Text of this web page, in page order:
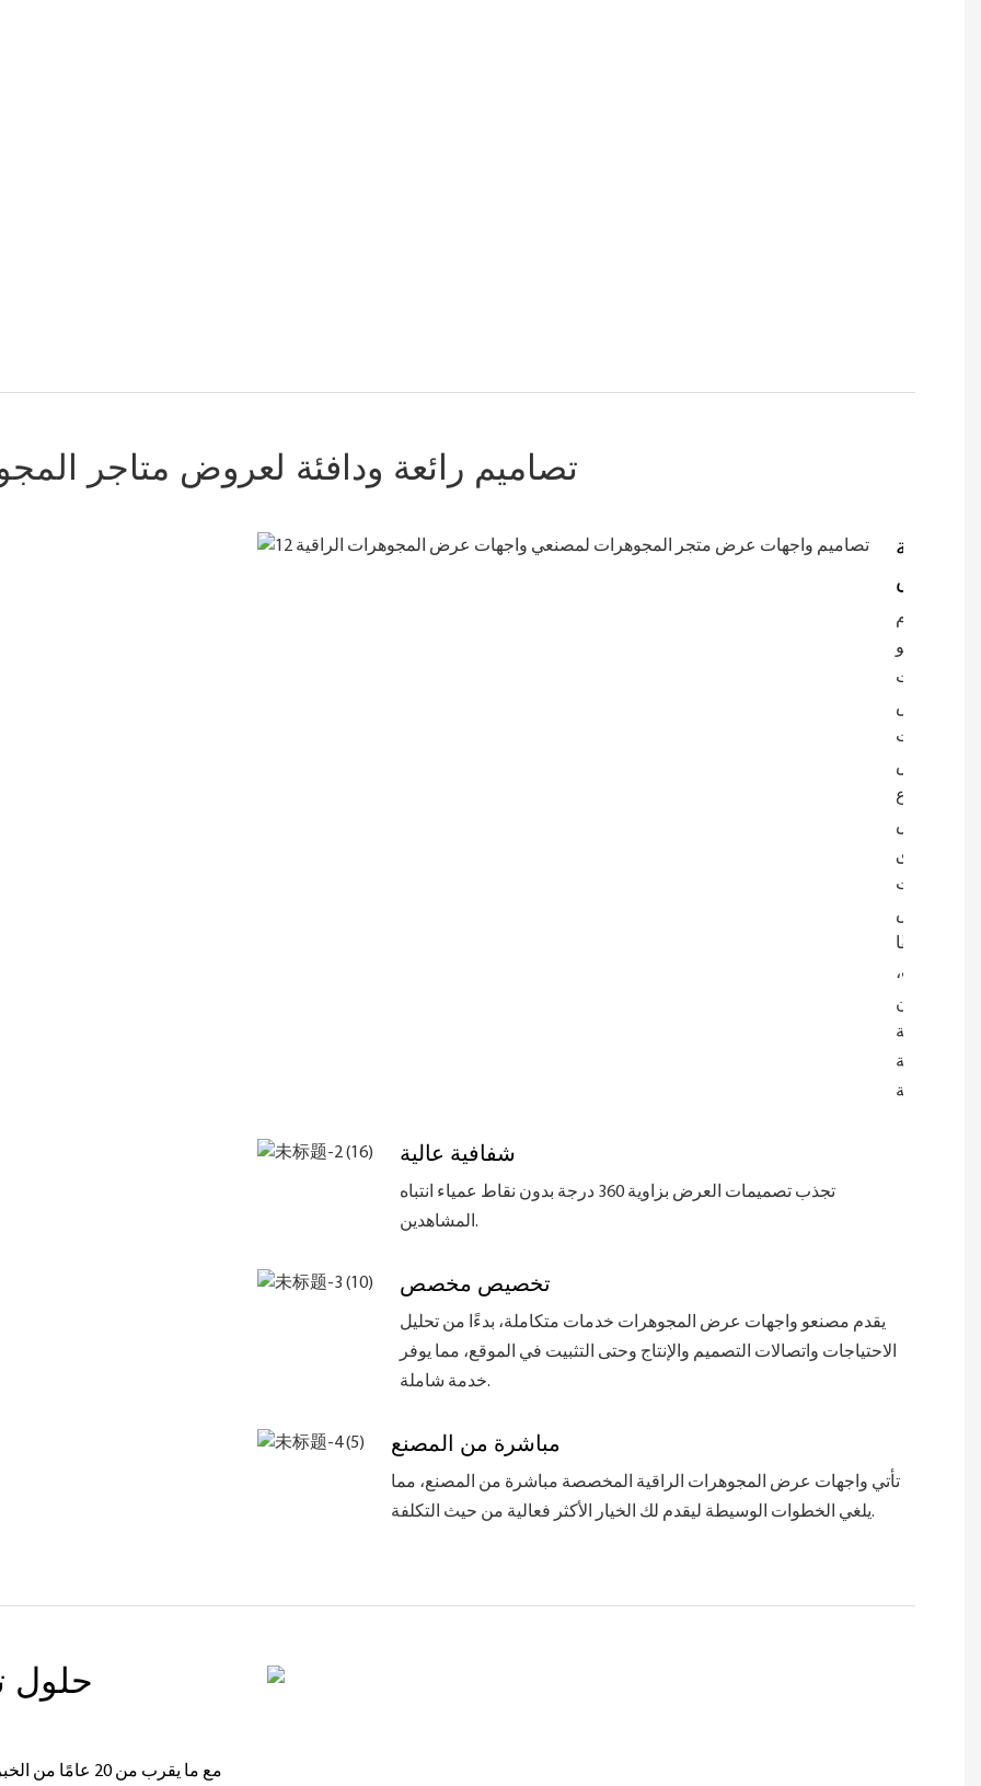
تصاميم رائعة ودافئة لعروض متاجر
مساحة
العرض
يقوم
مصنعو
واجهات
عرض
المجوهرات
بتخصيص
الارتفاع
والعرض
والعمق
لحالات
العرض
وفقًا
للمتطلبات،
مما يضمن
ملاءمة
مثالية
شفافية عالية
تجذب تصميمات العرض بزاوية 360 درجة بدون نقاط عمياء انتباه
المشاهدين.
تخصيص مخصص
يقدم مصنعو واجهات عرض المجوهرات خدمات متكاملة، بدءًا من تحليل
الاحتياجات واتصالات التصميم والإنتاج وحتى التثبيت في الموقع، مما يوفر
خدمة شاملة.
مباشرة من المصنع
تأتي واجهات عرض المجوهرات الراقية المخصصة مباشرة من المصنع، مما
يلغي الخطوات الوسيطة ليقدم لك الخيار الأكثر فعالية من حيث التكلفة.
حلول